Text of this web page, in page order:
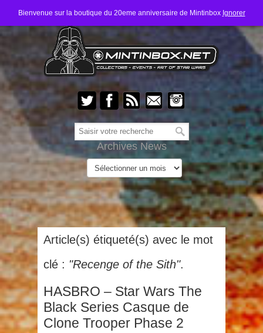
Bienvenue sur la boutique du 20eme anniversaire de Mintinbox Ignorer
Archives News
Article(s) étiqueté(s) avec le mot
clé : "Recenge of the Sith".
HASBRO – Star Wars The
Black Series Casque de
Clone Trooper Phase 2